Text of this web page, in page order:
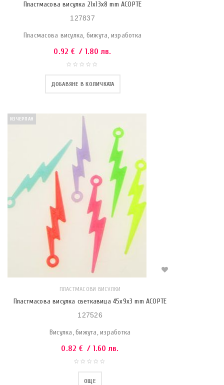
Пластмасова висулка 21х13х8 mm АСОРТЕ
127837
Пласмасова висулка, бижута, изработка
0.92 € / 1.80 лв.
ДОБАВЯНЕ В КОЛИЧКАТА
ИЗЧЕРПАН
ПЛАСТМАСОВИ ВИСУЛКИ
Пластмасова висулка светкавица 45х9х3 mm АСОРТЕ
127526
Висулка, бижута, изработка
0.82 € / 1.60 лв.
ОЩЕ